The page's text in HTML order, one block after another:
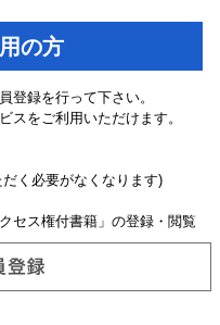
の方
登録を行って下さい。
スをご利用いただけます。
く必要がなくなります)
セス権付書籍」の登録・閲覧